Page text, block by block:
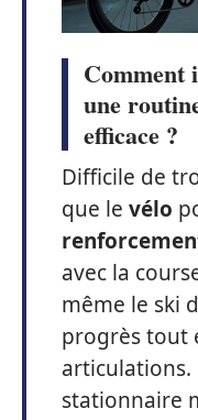
Comment
une
efficace ?
Difficile de
que le vélo
avec la
même le ski
progrès tout
articulations.
stationnaire